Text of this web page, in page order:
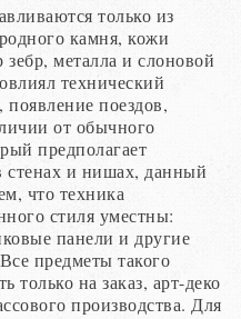
только из
камня, кожи
металла и слоновой
технический
появление поездов,
от обычного
предполагает
стенах и нишах, данный
что техника
стиля уместны:
панели и другие
предметы такого
только на заказ, арт-деко
производства. Для